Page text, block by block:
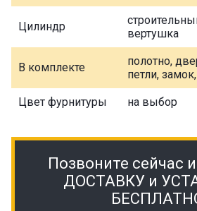
Цилиндр
вертушка
В комплекте
полотно,
петли,
Цвет фурнитуры на выбор
Позвоните сейчас
ДОСТАВКУ и